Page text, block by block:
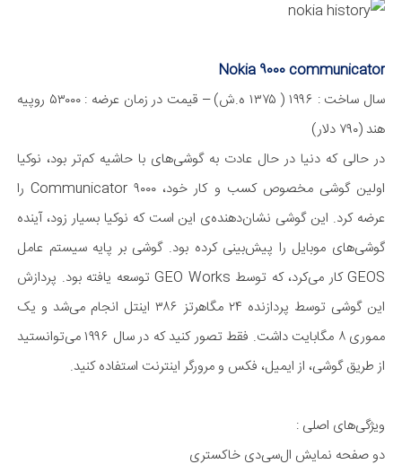
Nokia 9000 communicator
سال ساخت : ۱۹۹۶ ( ۱۳۷۵ ه.ش) – قیمت در زمان عرضه : ۵۳۰۰۰ روپیه
هند (۷۹۰ دلار)
در حالی که دنیا در حال عادت به گوشی‌های با حاشیه کم‌تر بود، نوکیا
اولین گوشی مخصوص کسب و کار خود، ۹۰۰۰ Communicator را
عرضه کرد. این گوشی نشان‌دهنده‌ی این است که نوکیا بسیار زود، آینده
گوشی‌های موبایل را پیش‌بینی کرده بود. گوشی بر پایه سیستم عامل
GEOS کار می‌کرد، که توسط GEO Works توسعه یافته بود. پردازش
این گوشی توسط پردازنده ۲۴ مگا‌هرتز ۳۸۶ اینتل انجام می‌شد و یک
مموری ۸ مگا‌بایت داشت. فقط تصور کنید که در سال ۱۹۹۶ می‌توانستید
از طریق گوشی، از ایمیل، فکس و مرورگر اینترنت استفاده کنید.
ویژگی‌های اصلی :
دو صفحه نمایش ال‌سی‌دی خاکستری